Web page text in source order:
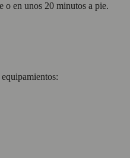
o en unos 20 minutos a pie.